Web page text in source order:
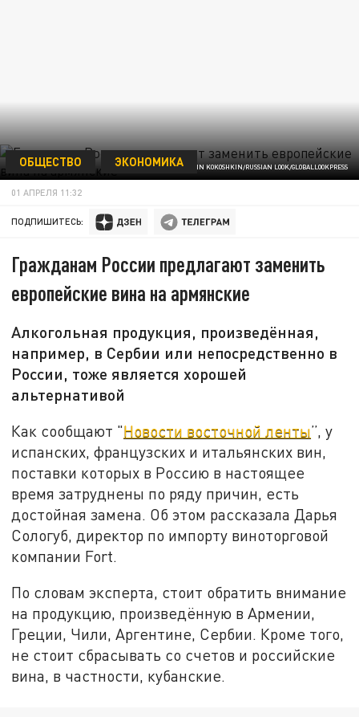
ФОТО: KONSTANTIN KOKOSHKIN/RUSSIAN LOOK/GLOBALLOOKPRESS
ОБЩЕСТВО ЭКОНОМИКА
01 АПРЕЛЯ 11:32
ПОДПИШИТЕСЬ:
Гражданам России предлагают заменить
европейские вина на армянские
Алкогольная продукция, произведённая,
например, в Сербии или непосредственно в
России, тоже является хорошей
альтернативой
Как сообщают "Новости восточной ленты”, у
испанских, французских и итальянских вин,
поставки которых в Россию в настоящее
время затруднены по ряду причин, есть
достойная замена. Об этом рассказала Дарья
Сологуб, директор по импорту виноторговой
компании Fort.
По словам эксперта, стоит обратить внимание
на продукцию, произведённую в Армении,
Греции, Чили, Аргентине, Сербии. Кроме того,
не стоит сбрасывать со счетов и российские
вина, в частности, кубанские.